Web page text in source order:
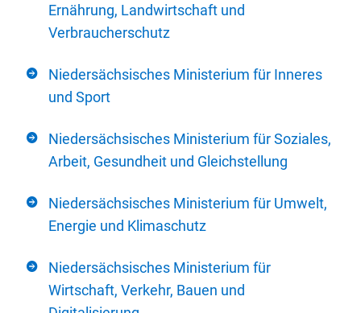
Ernährung, Landwirtschaft und
Verbraucherschutz
Niedersächsisches Ministerium für Inneres
und Sport
Niedersächsisches Ministerium für Soziales,
Arbeit, Gesundheit und Gleichstellung
Niedersächsisches Ministerium für Umwelt,
Energie und Klimaschutz
Niedersächsisches Ministerium für
Wirtschaft, Verkehr, Bauen und